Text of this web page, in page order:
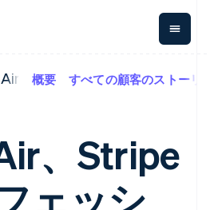
益
経常収益
サブスクリ
資金管
Global
Payouts
第三者
への入
プラッ
イス
別
ース別
ント
ラリと SDK
Apps
概要 すべての顧客のストーリ
、Stripe
ェッシ